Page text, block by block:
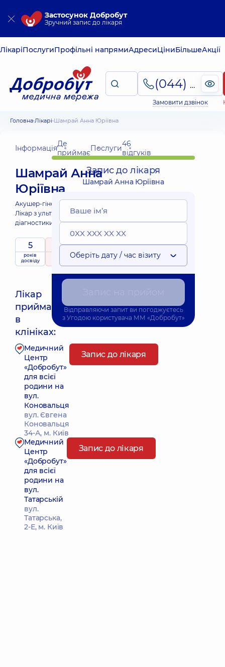
Застосунок Добробут
Зручний запис до лікаря
ЛікаріПослугиПрофільні напрямиАдресиЦіниБільшеАкції
(044) 495-2-888
Замовити дзвінок
Головна Лікарі Шамрай Анна Юріївна
ІнформаціяДе
приймаєПослуги46
відгуків
Шамрай Анна
Юріївна
Акушер-гінеколог;
Лікар з ультразвукової
діагностики;
5
років
досвіду
5 / 5
рейтингна підставі
46 відгуків
Лікар
приймає
в
клініках:
Найближчий час прийому: Завтра о 19:45
Медичний
Центр
«Добробут»
для всієї
родини на
вул.
Коновальця
вул. Євгена
Коновальця
34-А, м. Київ
Запис до лікаря
Медичний
Центр
«Добробут»
для всієї
родини на
вул.
Татарській
вул.
Татарська,
2-Е, м. Київ
Запис до лікаря
Запис до лікаря
Шамрай Анна Юріївна
Оберіть дату / час візиту
Відправляючи запит ви погоджуєтесь
з Угодою користувача ММ «Добробут»